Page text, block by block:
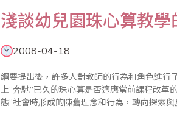
淺談幼兒園珠心算教
2008-04-18
綱要提出後，許多人對教師的行為和角色進
上“奔馳”已久的珠心算是否適應當前課程改革
態”社會時形成的陳舊理念和行為，轉向探索與反思的“動